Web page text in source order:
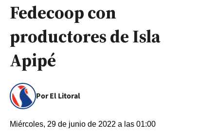
Fedecoop con
productores de Isla
Apipé
Por El Litoral
Miércoles, 29 de junio de 2022 a las 01:00